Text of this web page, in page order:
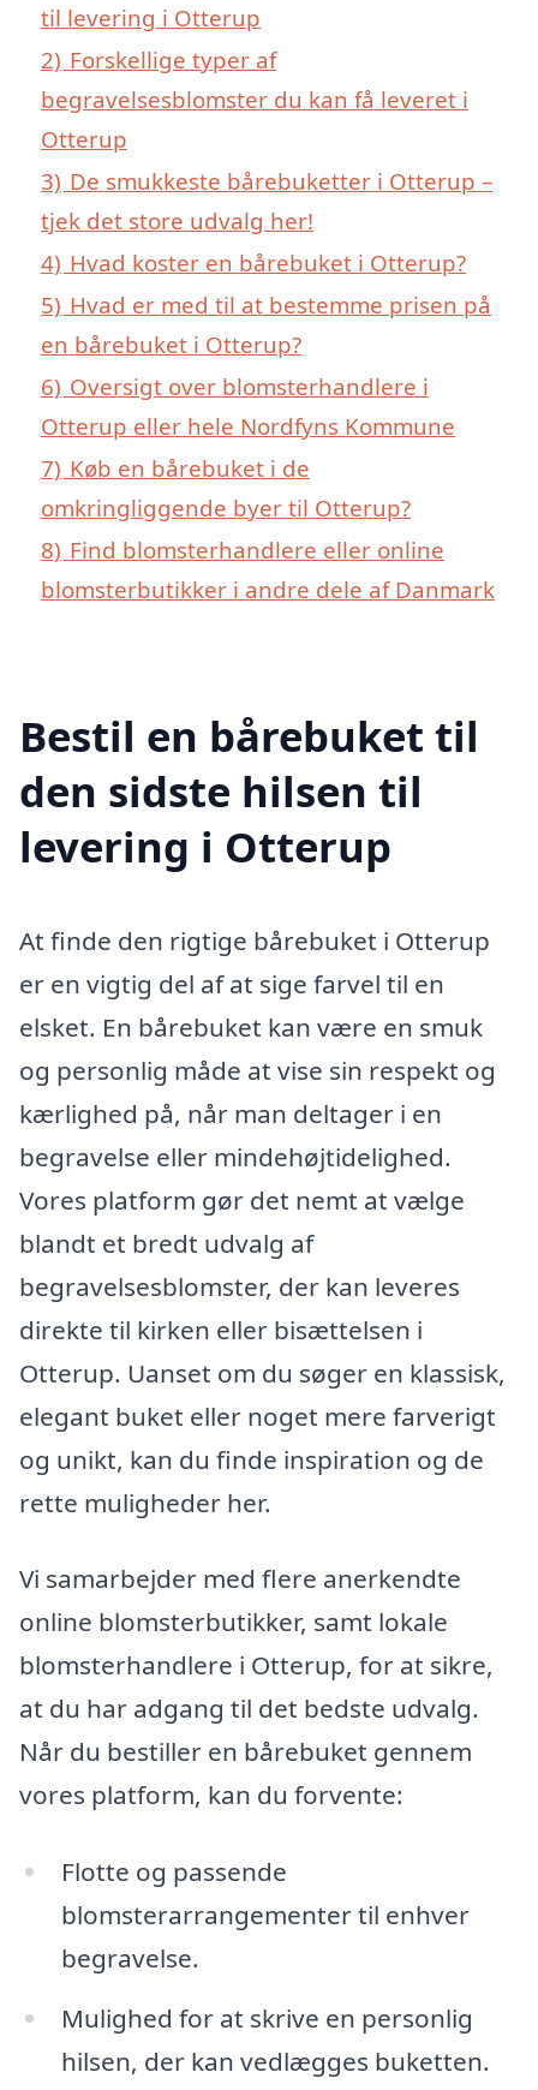
til levering i Otterup
2) Forskellige typer af
begravelsesblomster du kan få leveret i
Otterup
3) De smukkeste bårebuketter i Otterup –
tjek det store udvalg her!
4) Hvad koster en bårebuket i Otterup?
5) Hvad er med til at bestemme prisen på
en bårebuket i Otterup?
6) Oversigt over blomsterhandlere i
Otterup eller hele Nordfyns Kommune
7) Køb en bårebuket i de
omkringliggende byer til Otterup?
8) Find blomsterhandlere eller online
blomsterbutikker i andre dele af Danmark
Bestil en bårebuket til
den sidste hilsen til
levering i Otterup
At finde den rigtige bårebuket i Otterup
er en vigtig del af at sige farvel til en
elsket. En bårebuket kan være en smuk
og personlig måde at vise sin respekt og
kærlighed på, når man deltager i en
begravelse eller mindehøjtidelighed.
Vores platform gør det nemt at vælge
blandt et bredt udvalg af
begravelsesblomster, der kan leveres
direkte til kirken eller bisættelsen i
Otterup. Uanset om du søger en klassisk,
elegant buket eller noget mere farverigt
og unikt, kan du finde inspiration og de
rette muligheder her.
Vi samarbejder med flere anerkendte
online blomsterbutikker, samt lokale
blomsterhandlere i Otterup, for at sikre,
at du har adgang til det bedste udvalg.
Når du bestiller en bårebuket gennem
vores platform, kan du forvente:
Flotte og passende
blomsterarrangementer til enhver
begravelse.
Mulighed for at skrive en personlig
hilsen, der kan vedlægges buketten.